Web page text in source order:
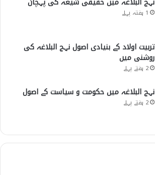
1 ہفتہ پہلے
تربیت اولاد کے بنیادی اصول نہج البلاغہ کی
روشنی میں
2 ہفتے پہلے
نہج البلاغہ میں حکومت و سیاست کے اصول
2 ہفتے پہلے